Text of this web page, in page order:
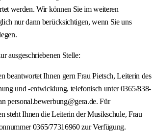
werden. Wir können Sie im weiteren
nur dann berücksichtigen, wenn Sie uns
ausgeschriebenen Stelle:
beantwortet Ihnen gern Frau Pietsch, Leiterin des
und -entwicklung, telefonisch unter 0365/838-
personal.bewerbung@gera.de. Für
steht Ihnen die Leiterin der Musikschule, Frau
0365/77316960 zur Verfügung.